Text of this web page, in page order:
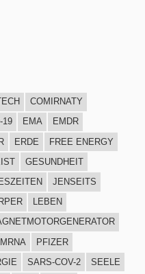
COMIRNATY
19 EMA
EMDR
ERDE
FREE ENERGY
GESUNDHEIT
JENSEITS
LEBEN
MRNA
PFIZER
SARS-COV-2
SEELE